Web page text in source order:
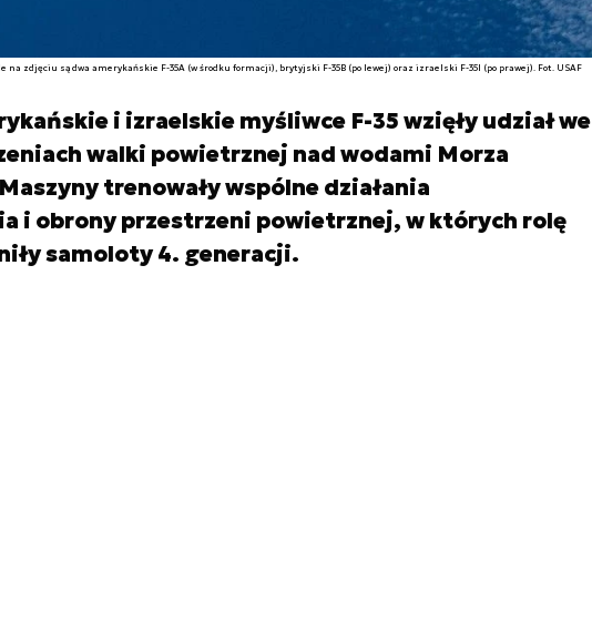
na zdjęciu są dwa amerykańskie F-35A (w środku formacji), brytyjski F-35B (po lewej) oraz izraelski F-35I (po prawej). Fot. USAF
i izraelskie myśliwce F-35 wzięły udział we
walki powietrznej nad wodami Morza
trenowały wspólne działania
i obrony przestrzeni powietrznej, w których rolę
samoloty 4. generacji.